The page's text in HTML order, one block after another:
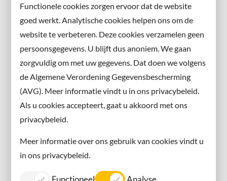
Functionele cookies zorgen ervoor dat de website
goed werkt. Analytische cookies helpen ons om de
website te verbeteren. Deze cookies verzamelen geen
persoonsgegevens. U blijft dus anoniem. We gaan
zorgvuldig om met uw gegevens. Dat doen we volgens
de Algemene Verordening Gegevensbescherming
(AVG). Meer informatie vindt u in ons privacybeleid.
Als u cookies accepteert, gaat u akkoord met ons
privacybeleid.
Meer informatie over ons gebruik van cookies vindt u
in ons privacybeleid.
en volg ons ook op sociale media.
Facebook
X
Instagram
Contact met de gemeente
Contact
Information in English